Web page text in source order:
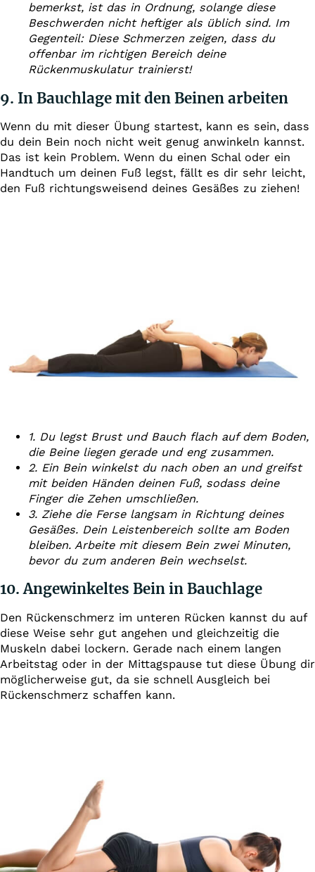
bemerkst, ist das in Ordnung, solange diese
Beschwerden nicht heftiger als üblich sind. Im
Gegenteil: Diese Schmerzen zeigen, dass du
offenbar im richtigen Bereich deine
Rückenmuskulatur trainierst!
9. In Bauchlage mit den Beinen arbeiten
Wenn du mit dieser Übung startest, kann es sein, dass
du dein Bein noch nicht weit genug anwinkeln kannst.
Das ist kein Problem. Wenn du einen Schal oder ein
Handtuch um deinen Fuß legst, fällt es dir sehr leicht,
den Fuß richtungsweisend deines Gesäßes zu ziehen!
1. Du legst Brust und Bauch flach auf dem Boden,
die Beine liegen gerade und eng zusammen.
2. Ein Bein winkelst du nach oben an und greifst
mit beiden Händen deinen Fuß, sodass deine
Finger die Zehen umschließen.
3. Ziehe die Ferse langsam in Richtung deines
Gesäßes. Dein Leistenbereich sollte am Boden
bleiben. Arbeite mit diesem Bein zwei Minuten,
bevor du zum anderen Bein wechselst.
10. Angewinkeltes Bein in Bauchlage
Den Rückenschmerz im unteren Rücken kannst du auf
diese Weise sehr gut angehen und gleichzeitig die
Muskeln dabei lockern. Gerade nach einem langen
Arbeitstag oder in der Mittagspause tut diese Übung dir
möglicherweise gut, da sie schnell Ausgleich bei
Rückenschmerz schaffen kann.